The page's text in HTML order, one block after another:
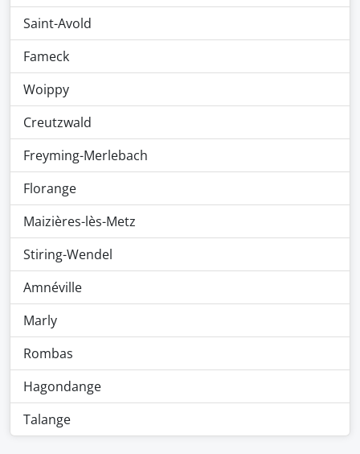
Saint-Avold
Fameck
Woippy
Creutzwald
Freyming-Merlebach
Florange
Maizières-lès-Metz
Stiring-Wendel
Amnéville
Marly
Rombas
Hagondange
Talange